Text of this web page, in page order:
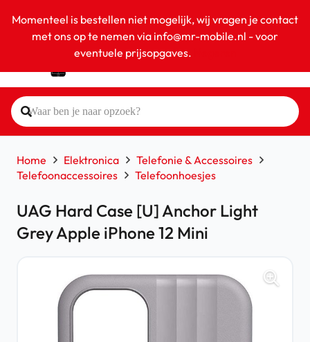
Momenteel is bestellen niet mogelijk, wij vragen je contact
met ons op te nemen via info@mr-mobile.nl - voor
eventuele prijsopgaves.
Home Elektronica
Telefonie & Accessoires
Telefoonaccessoires
Telefoonhoesjes
UAG Hard Case [U] Anchor Light
Grey Apple iPhone 12 Mini